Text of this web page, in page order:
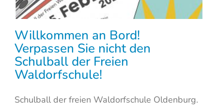
Willkommen an Bord!
Verpassen Sie nicht den
Schulball der Freien
Waldorfschule!
Schulball der freien Waldorfschule Oldenburg.